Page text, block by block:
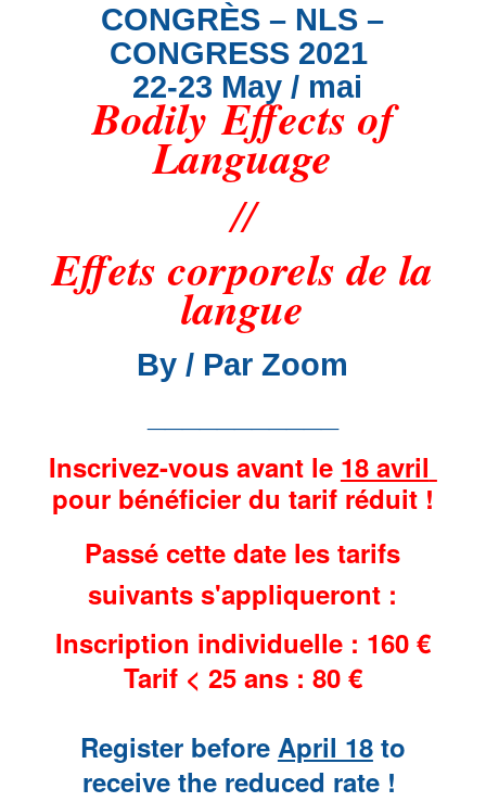
CONGRÈS – NLS –
CONGRESS 2021
22-23 May / mai
Bodily Effects of
Language
//
Effets corporels de la
langue
By / Par Zoom
Inscrivez-vous avant le 18 avril
pour bénéficier du tarif réduit !
Passé cette date les tarifs
suivants s'appliqueront :
Inscription individuelle : 160 €
Tarif < 25 ans : 80 €
Register before April 18to
receive the reduced rate !